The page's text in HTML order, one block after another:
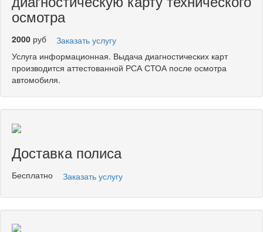
осмотра
2000 руб
Заказать услугу
Услуга информационная. Выдача диагностических карт
производится аттестованной РСА СТОА после осмотра
автомобиля.
Доставка полиса
Бесплатно Заказать услугу